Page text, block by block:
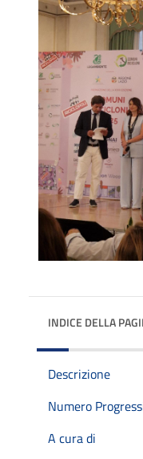
INDICE DELLA
Descrizione
Numero
A cura di